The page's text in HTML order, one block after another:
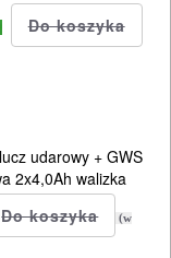
udarowy + GWS
2x4,0Ah walizka
(w